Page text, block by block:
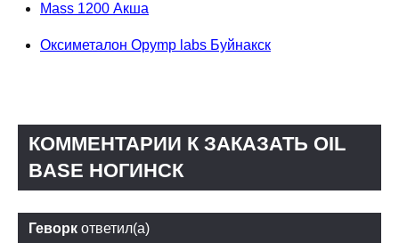
Mass 1200 Акша
Оксиметалон Opymp labs Буйнакск
КОММЕНТАРИИ К ЗАКАЗАТЬ OIL
BASE НОГИНСК
Геворк ответил(а)